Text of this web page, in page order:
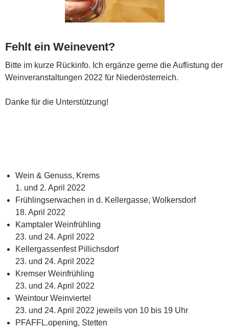
Fehlt ein Weinevent?
Bitte im kurze Rückinfo. Ich ergänze gerne die Auflistung der
Weinveranstaltungen 2022 für Niederösterreich.
Danke für die Unterstützung!
Wein & Genuss, Krems
1. und 2. April 2022
Frühlingserwachen in d. Kellergasse, Wolkersdorf
18. April 2022
Kamptaler Weinfrühling
23. und 24. April 2022
Kellergassenfest Pillichsdorf
23. und 24. April 2022
Kremser Weinfrühling
23. und 24. April 2022
Weintour Weinviertel
23. und 24. April 2022 jeweils von 10 bis 19 Uhr
PFAFFL.opening, Stetten